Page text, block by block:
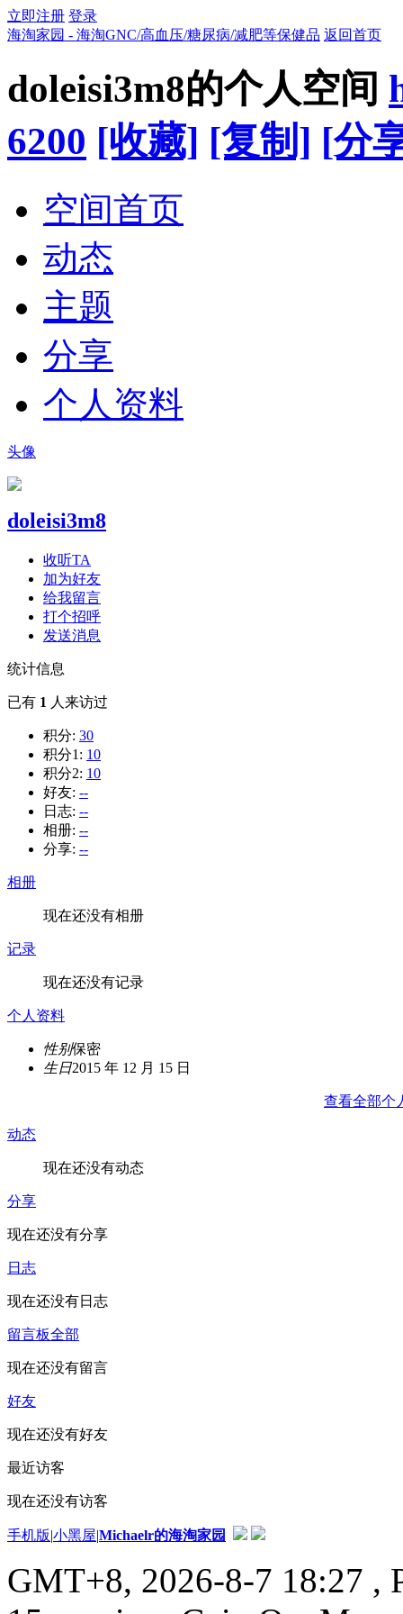
立即注册 登录
海淘家园 - 海淘GNC/高血压/糖尿病/减肥等保健品 返回首页
doleisi3m8的个人空间
6200 [收藏] [复制] [分
空间首页
动态
主题
分享
个人资料
头像
doleisi3m8
收听TA
加为好友
给我留言
打个招呼
发送消息
统计信息
已有 1 人来访过
积分: 30
积分1: 10
积分2: 10
好友: --
日志: --
相册: --
分享: --
相册
现在还没有相册
记录
现在还没有记录
个人资料
性别保密
生日2015 年 12 月 15 日
查看全部个
动态
现在还没有动态
分享
现在还没有分享
日志
现在还没有日志
留言板全部
现在还没有留言
好友
现在还没有好友
最近访客
现在还没有访客
手机版|小黑屋|Michaelr的海淘家园
GMT+8, 2026-8-7 18:27 ,